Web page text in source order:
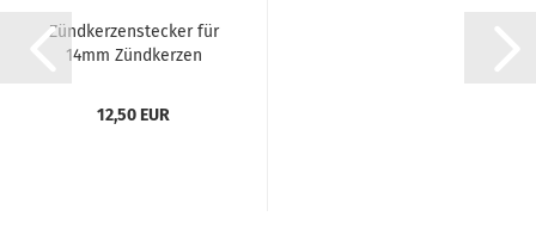
Zündkerzenstecker für
14mm Zündkerzen
12,50 EUR